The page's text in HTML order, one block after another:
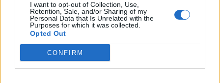
I want to opt-out of Collection, Use,
Retention, Sale, and/or Sharing of my
Personal Data that Is Unrelated with the
Purposes for which it was collected.
Opted Out
CONFIRM
COMENTARIO*